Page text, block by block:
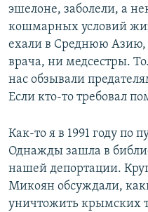
эшелоне, заболели, а
кошмарных условий
ехали в Среднюю Азию,
врача, ни медсестры.
нас обзывали
Если кто-то требовал
Как-то я в 1991 году по
Однажды зашла в
нашей депортации.
Микоян обсуждали,
уничтожить крымских